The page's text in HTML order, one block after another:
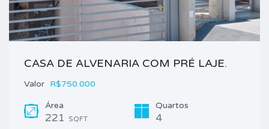
CASA DE ALVENARIA COM PRÉ LAJE.
Valor R$750.000
Área
221 SQFT
Quartos
4